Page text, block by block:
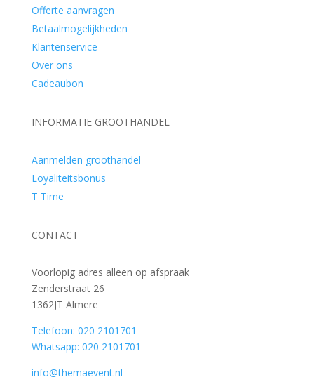
Offerte aanvragen
Betaalmogelijkheden
Klantenservice
Over ons
Cadeaubon
INFORMATIE GROOTHANDEL
Aanmelden groothandel
Loyaliteitsbonus
T Time
CONTACT
Voorlopig adres alleen op afspraak
Zenderstraat 26
1362JT Almere
Telefoon: 020 2101701
Whatsapp: 020 2101701
info@themaevent.nl